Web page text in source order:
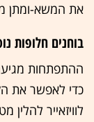
את המשא-ומתן
בוחנים חלופות
ההתפתחות
כדי לאפשר את
לוויזאייר